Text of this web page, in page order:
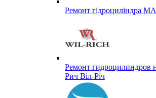
Ремонт гідроциліндра
Ремонт гидроцилиндров
Рич Віл-Річ